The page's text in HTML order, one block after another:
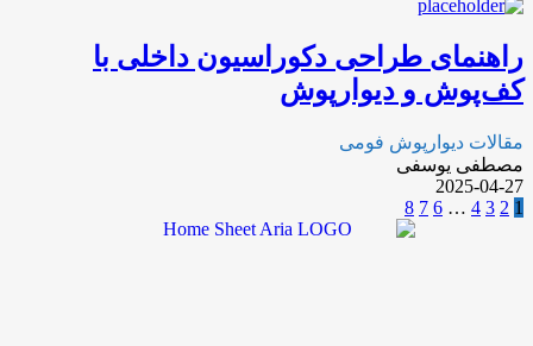
راهنمای طراحی دکوراسیون داخلی با
کف‌پوش و دیوارپوش
مقالات دیوارپوش فومی
مصطفی یوسفی
2025-04-27
1
2
3
4
…
6
7
8